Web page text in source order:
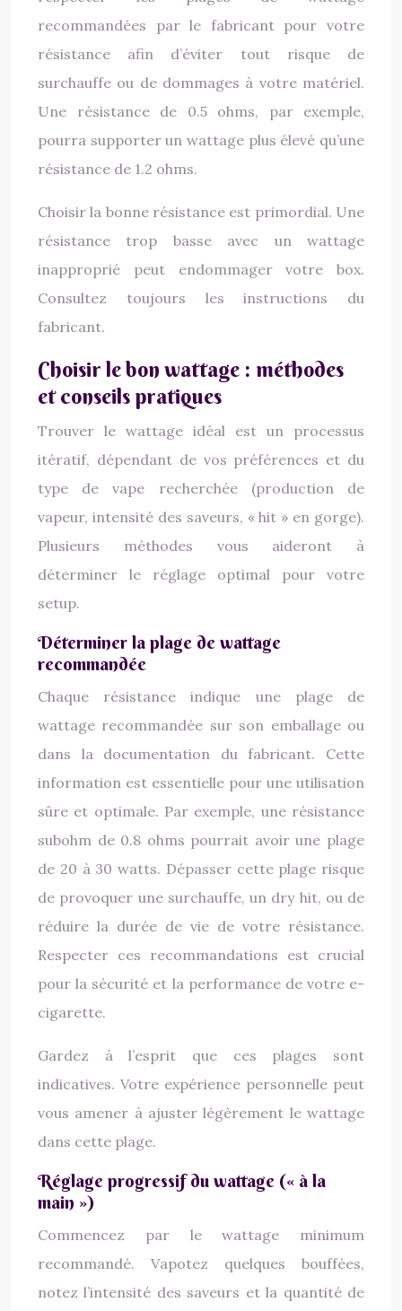
recommandées par le fabricant pour votre
résistance afin d’éviter tout risque de
surchauffe ou de dommages à votre matériel.
Une résistance de 0.5 ohms, par exemple,
pourra supporter un wattage plus élevé qu’une
résistance de 1.2 ohms.
Choisir la bonne résistance est primordial. Une
résistance trop basse avec un wattage
inapproprié peut endommager votre box.
Consultez toujours les instructions du
fabricant.
Choisir le bon wattage : méthodes
et conseils pratiques
Trouver le wattage idéal est un processus
itératif, dépendant de vos préférences et du
type de vape recherchée (production de
vapeur, intensité des saveurs, « hit » en gorge).
Plusieurs méthodes vous aideront à
déterminer le réglage optimal pour votre
setup.
Déterminer la plage de wattage
recommandée
Chaque résistance indique une plage de
wattage recommandée sur son emballage ou
dans la documentation du fabricant. Cette
information est essentielle pour une utilisation
sûre et optimale. Par exemple, une résistance
subohm de 0.8 ohms pourrait avoir une plage
de 20 à 30 watts. Dépasser cette plage risque
de provoquer une surchauffe, un dry hit, ou de
réduire la durée de vie de votre résistance.
Respecter ces recommandations est crucial
pour la sécurité et la performance de votre e-
cigarette.
Gardez à l’esprit que ces plages sont
indicatives. Votre expérience personnelle peut
vous amener à ajuster légèrement le wattage
dans cette plage.
Réglage progressif du wattage (« à la
main »)
Commencez par le wattage minimum
recommandé. Vapotez quelques bouffées,
notez l’intensité des saveurs et la quantité de